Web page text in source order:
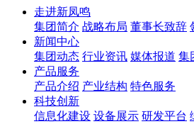
走进新凤鸣
集团简介 战略布局 董事长致辞
新闻中心
集团动态 行业资讯 媒体报道 集
产品服务
产品介绍 产业结构 特色服务
科技创新
信息化建设 设备展示 研发平台